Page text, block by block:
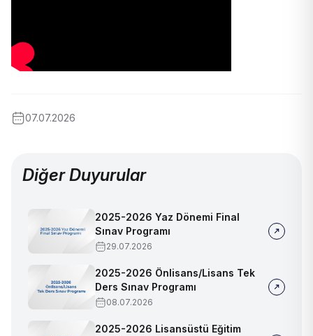
07.07.2026
Diğer Duyurular
2025-2026 Yaz Dönemi Final
Sınav Programı
29.07.2026
2025-2026 Önlisans/Lisans Tek
Ders Sınav Programı
08.07.2026
2025-2026 Lisansüstü Eğitim